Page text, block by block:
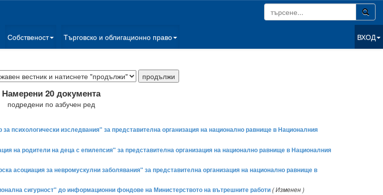
Собственост Търговско и облигационно право
ВХОД
Намерени 20 документа
подредени по азбучен ред
психологически изследвания" за представителна организация на национално равнище в Националния
на родители на деца с епилепсия" за представителна организация на национално равнище в Националния
асоциация за невромускулни заболявания" за представителна организация на национално равнище в
сигурност" до информационни фондове на Министерството на вътрешните работи( Изменен )